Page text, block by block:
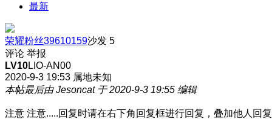
最新
荣耀粉丝39610159沙发 5
评论 举报
LV10LIO-AN00
2020-9-3 19:53 属地未知
本帖最后由 Jesoncat 于 2020-9-3 19:55 编辑
注意 注意.....回复时请在右下角回复框进行回复，叠加他人回复